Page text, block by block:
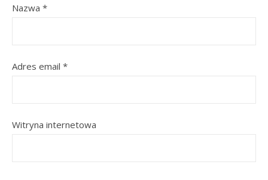
Nazwa *
Adres email *
Witryna internetowa